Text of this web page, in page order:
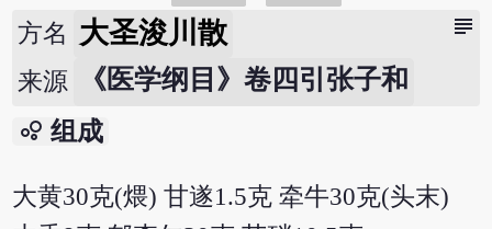
subject
方名 大圣浚川散
来源 《医学纲目》卷四引张子和
bubble_chart 组成
大黄30克(煨) 甘遂1.5克 牵牛30克(头末)